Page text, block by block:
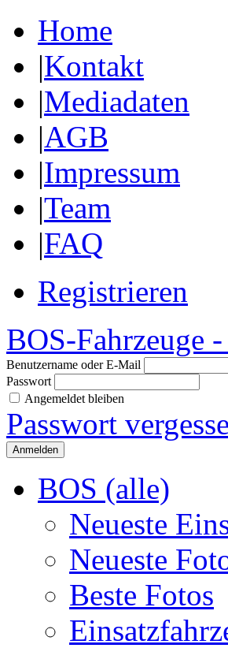
Home
|Kontakt
|Mediadaten
|AGB
|Impressum
|Team
|FAQ
Registrieren
BOS-Fahrzeuge
Benutzername oder E-Mail
Passwort
Angemeldet bleiben
Passwort
BOS (alle)
Neueste
Neueste
Beste Fotos